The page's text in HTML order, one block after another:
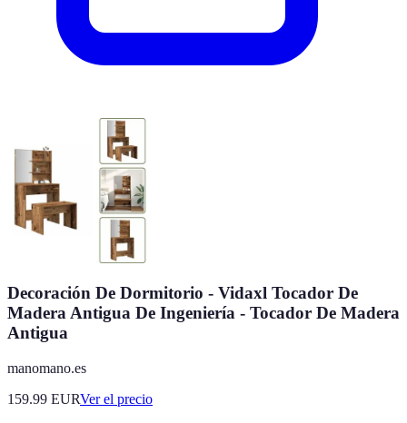
Decoración De Dormitorio - Vidaxl Tocador De
Madera Antigua De Ingeniería - Tocador De Madera
Antigua
manomano.es
159.99 EURVer el precio